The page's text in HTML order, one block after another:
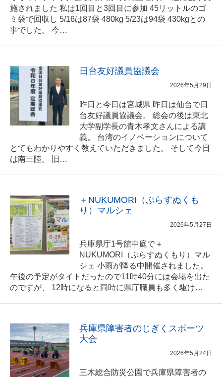
施されました 私は1回目と3回目に参加 45リットルのゴ
ミ袋で回収し 5/16は87袋 480kg 5/23は94袋 430kgとの
事でした。 今…
日台友好議員協議会
2026年5月29日
昨日と今日は宮城県 昨日は仙台で日
台友好議員協議会。 総会の後は東北
大学副学長の青木孝文さんによる講
義。 台湾のイノベーションについて
とてもわかりやすく教えていただきました。 そして今日
は南三陸。 旧…
＋NUKUMORI（ぷらすぬくも
り）マルシェ
2026年5月27日
兵庫県庁1号館中庭で＋
NUKUMORI（ぷらすぬくもり）マル
シェ 小雨が降る中開催されました。
午後の予定がタイトだったので11時40分には会場を出た
のですが、 12時になると同時に県庁職員も多く駆け…
兵庫県障害者のじぎくスポーツ
大会
2026年5月24日
三木総合防災公園で兵庫県障害者の